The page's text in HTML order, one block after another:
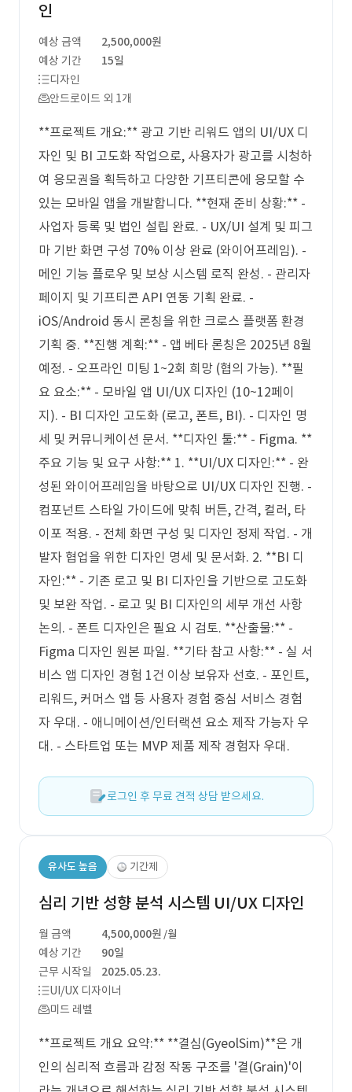
인
예상 금액
2,500,000원
예상 기간
15일
디자인
안드로이드 외 1개
**프로젝트 개요:** 광고 기반 리워드 앱의 UI/UX 디
자인 및 BI 고도화 작업으로, 사용자가 광고를 시청하
여 응모권을 획득하고 다양한 기프티콘에 응모할 수
있는 모바일 앱을 개발합니다. **현재 준비 상황:** -
사업자 등록 및 법인 설립 완료. - UX/UI 설계 및 피그
마 기반 화면 구성 70% 이상 완료 (와이어프레임). -
메인 기능 플로우 및 보상 시스템 로직 완성. - 관리자
페이지 및 기프티콘 API 연동 기획 완료. -
iOS/Android 동시 론칭을 위한 크로스 플랫폼 환경
기획 중. **진행 계획:** - 앱 베타 론칭은 2025년 8월
예정. - 오프라인 미팅 1~2회 희망 (협의 가능). **필
요 요소:** - 모바일 앱 UI/UX 디자인 (10~12페이
지). - BI 디자인 고도화 (로고, 폰트, BI). - 디자인 명
세 및 커뮤니케이션 문서. **디자인 툴:** - Figma. **
주요 기능 및 요구 사항:** 1. **UI/UX 디자인:** - 완
성된 와이어프레임을 바탕으로 UI/UX 디자인 진행. -
컴포넌트 스타일 가이드에 맞춰 버튼, 간격, 컬러, 타
이포 적용. - 전체 화면 구성 및 디자인 정제 작업. - 개
발자 협업을 위한 디자인 명세 및 문서화. 2. **BI 디
자인:** - 기존 로고 및 BI 디자인을 기반으로 고도화
및 보완 작업. - 로고 및 BI 디자인의 세부 개선 사항
논의. - 폰트 디자인은 필요 시 검토. **산출물:** -
Figma 디자인 원본 파일. **기타 참고 사항:** - 실 서
비스 앱 디자인 경험 1건 이상 보유자 선호. - 포인트,
리워드, 커머스 앱 등 사용자 경험 중심 서비스 경험
자 우대. - 애니메이션/인터랙션 요소 제작 가능자 우
대. - 스타트업 또는 MVP 제품 제작 경험자 우대.
로그인 후 무료 견적 상담 받으세요.
유사도 높음 기간제
심리 기반 성향 분석 시스템 UI/UX 디자인
월 금액 4,500,000원 /월
예상 기간
90일
근무 시작일
2025.05.23.
UI/UX 디자이너
미드 레벨
**프로젝트 개요 요약:** **결심(GyeolSim)**은 개
인의 심리적 흐름과 감정 작동 구조를 '결(Grain)'이